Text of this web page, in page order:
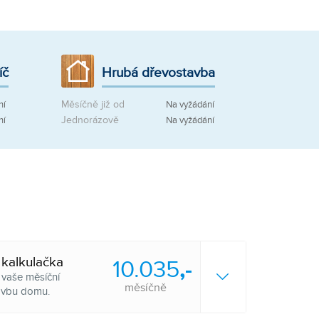
Hrubá dřevostavba
Měsíčně již od Na vyžádání
Jednorázově Na vyžádání
10.035,-
měsíčně
měsíční
domu.